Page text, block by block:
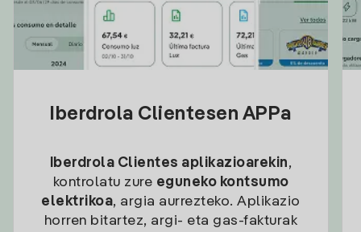
Iberdrola Clientesen APPa
Iberdrola Clientes aplikazioarekin,
kontrolatu zure eguneko kontsumo
elektrikoa, argia aurrezteko. Aplikazio
horren bitartez, argi- eta gas-fakturak